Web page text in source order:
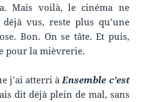
Mais voilà, le cinéma ne
vus, reste plus qu’une
Bon. On se tâte. Et puis,
pour la mièvrerie.
j’ai atterri àEnsemble c’est
dit déjà plein de mal, sans